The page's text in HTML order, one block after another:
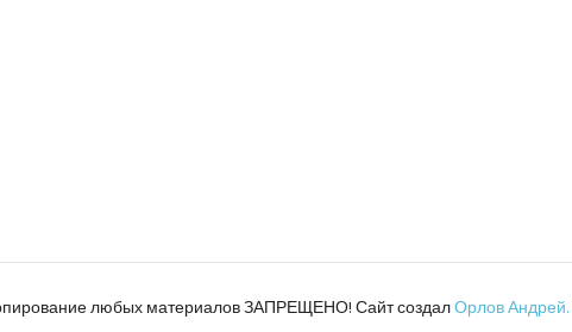
любых материалов ЗАПРЕЩЕНО! Сайт создалОрлов Андрей.